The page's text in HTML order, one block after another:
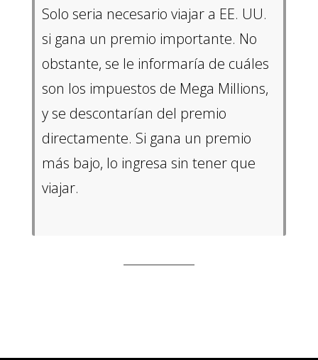
Solo seria necesario viajar a EE. UU.
si gana un premio importante. No
obstante, se le informaría de cuáles
son los impuestos de Mega Millions,
y se descontarían del premio
directamente. Si gana un premio
más bajo, lo ingresa sin tener que
viajar.